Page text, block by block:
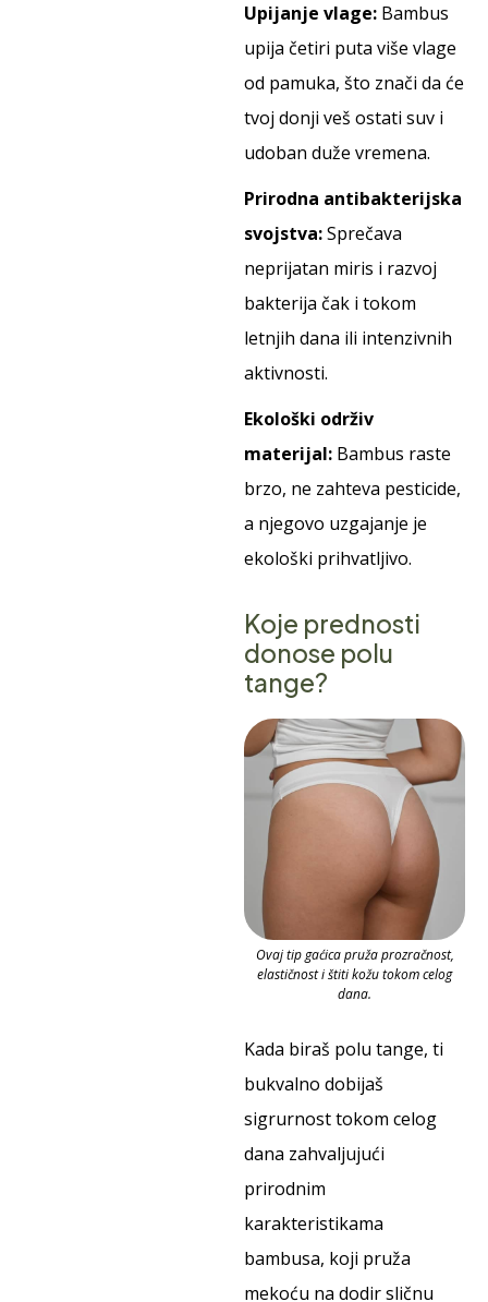
Upijanje vlage: Bambus
upija četiri puta više vlage
od pamuka, što znači da će
tvoj donji veš ostati suv i
udoban duže vremena.
Prirodna antibakterijska
svojstva:Sprečava
neprijatan miris i razvoj
bakterija čak i tokom
letnjih dana ili intenzivnih
aktivnosti.
Ekološki održiv
materijal: Bambus raste
brzo, ne zahteva pesticide,
a njegovo uzgajanje je
ekološki prihvatljivo.
Koje prednosti
donose polu
tange?
Ovaj tip gaćica pruža prozračnost,
elastičnost i štiti kožu tokom celog
dana.
Kada biraš polu tange, ti
bukvalno dobijaš
sigrurnost tokom celog
dana zahvaljujući
prirodnim
karakteristikama
bambusa, koji pruža
mekoću na dodir sličnu